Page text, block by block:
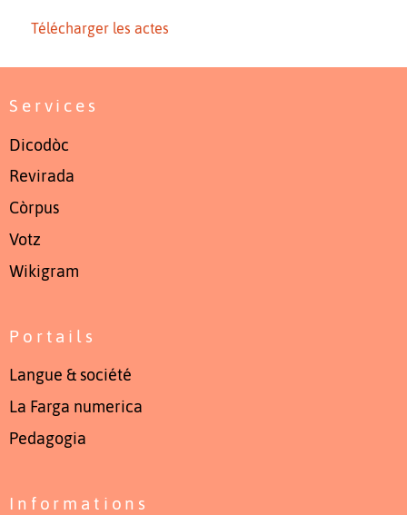
Télécharger les actes
Services
Dicodòc
Revirada
Còrpus
Votz
Wikigram
Portails
Langue & société
La Farga numerica
Pedagogia
Informations